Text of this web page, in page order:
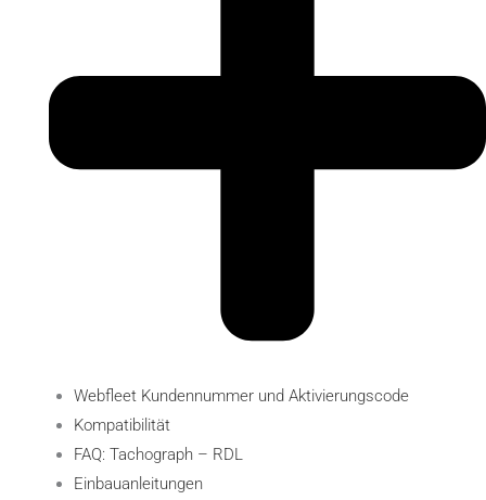
Webfleet Kundennummer und Aktivierungscode
Kompatibilität
FAQ: Tachograph – RDL
Einbauanleitungen